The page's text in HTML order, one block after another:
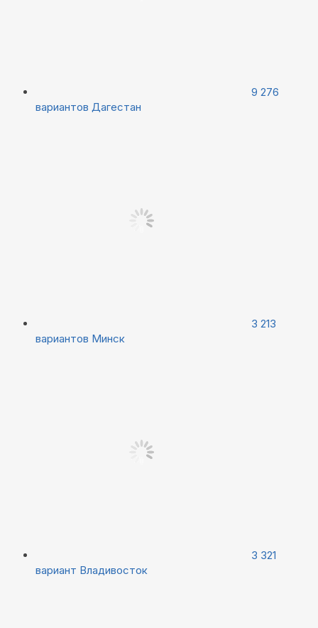
9 276
вариантов Дагестан
3 213
вариантов Минск
3 321
вариант Владивосток